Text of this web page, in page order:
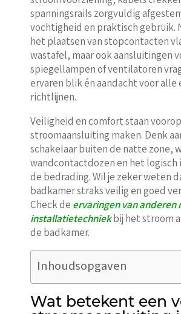
spanningsrails zorgvuldig
vochtigheid en praktisch gebruik.
het plaatsen van stopcontacten
wastafel, maar ook aansluitingen
spiegellampen of ventilatoren
ervaren blik én aandacht voor
richtlijnen.
Veiligheid en comfort staan
stroomaansluiting maken. Denk
schakelaar buiten de natte zone,
wandcontactdozen en het logisch
de bedrading. Wil je zeker weten
badkamer straks veilig en goed
Check de ervaringen van anderen
installatietechniekbij het stroom
de badkamer.
Inhoudsopgaven
Wat betekent een